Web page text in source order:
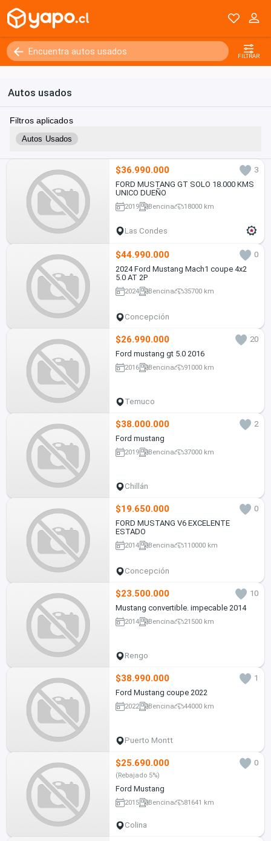
FILTRAR
Autos usados
Filtros aplicados
Autos Usados
$36.990.000
3
FORD MUSTANG GT SOLO 18.000 KMS
UNICO DUEÑO
2019 Bencina 18000 km
Las Condes
$44.990.000
0
2024 Ford Mustang Mach1 coupe 4x2
5.0 AT 2P
2024 Bencina 35700 km
Concepción
$26.990.000
20
Ford mustang gt 5.0 2016
2016 Bencina 91000 km
Temuco
$38.000.000
2
Ford mustang
2019 Bencina 37000 km
Chillán
$19.650.000
0
FORD MUSTANG V6 EXCELENTE
ESTADO
2014 Bencina 110000 km
Concepción
$23.500.000
10
Mustang convertible. impecable 2014
2014 Bencina 21500 km
Rengo
$38.990.000
1
Ford Mustang coupe 2022
2022 Bencina 44000 km
Puerto Montt
$25.690.000 0
(Rebajado 5%)
Ford Mustang
2015 Bencina 81641 km
Colina